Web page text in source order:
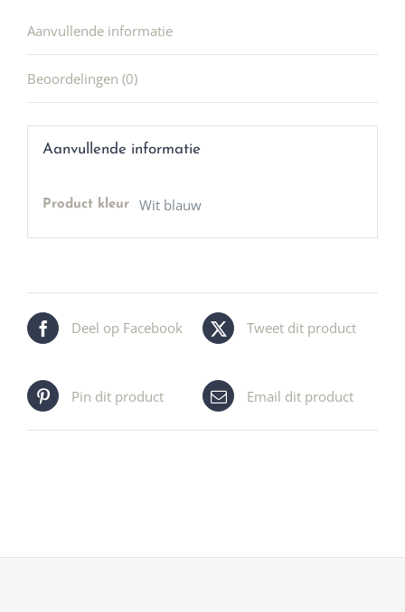
Aanvullende informatie
Beoordelingen (0)
Aanvullende informatie
Product kleur Wit blauw
Deel op Facebook Tweet dit product
Pin dit product Email dit product